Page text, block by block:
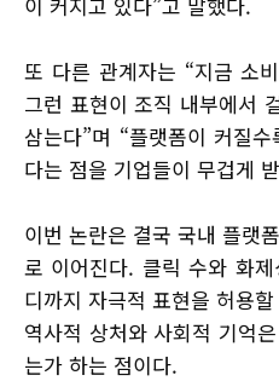
또 다른 관계자는 “지금 소
그런 표현이 조직 내부에서
삼는다”며 “플랫폼이 커질
다는 점을 기업들이 무겁게
이번 논란은 결국 국내 플랫
로 이어진다. 클릭 수와 화
디까지 자극적 표현을 허용
역사적 상처와 사회적 기억
는가 하는 점이다.